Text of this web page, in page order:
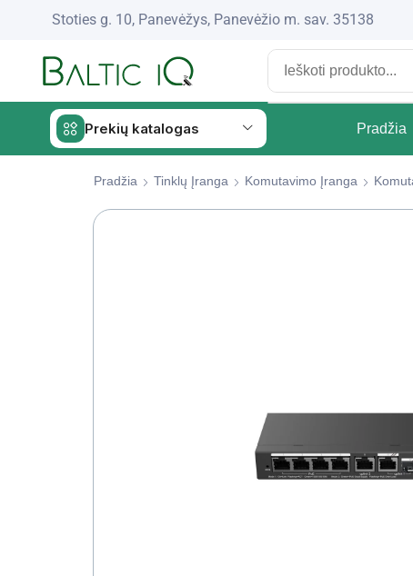
Stoties g. 10, Panevėžys, Panevėžio m. sav. 35138
Prekių katalogas Pradžia
Pradžia Tinklų Įranga Komutavimo Įranga